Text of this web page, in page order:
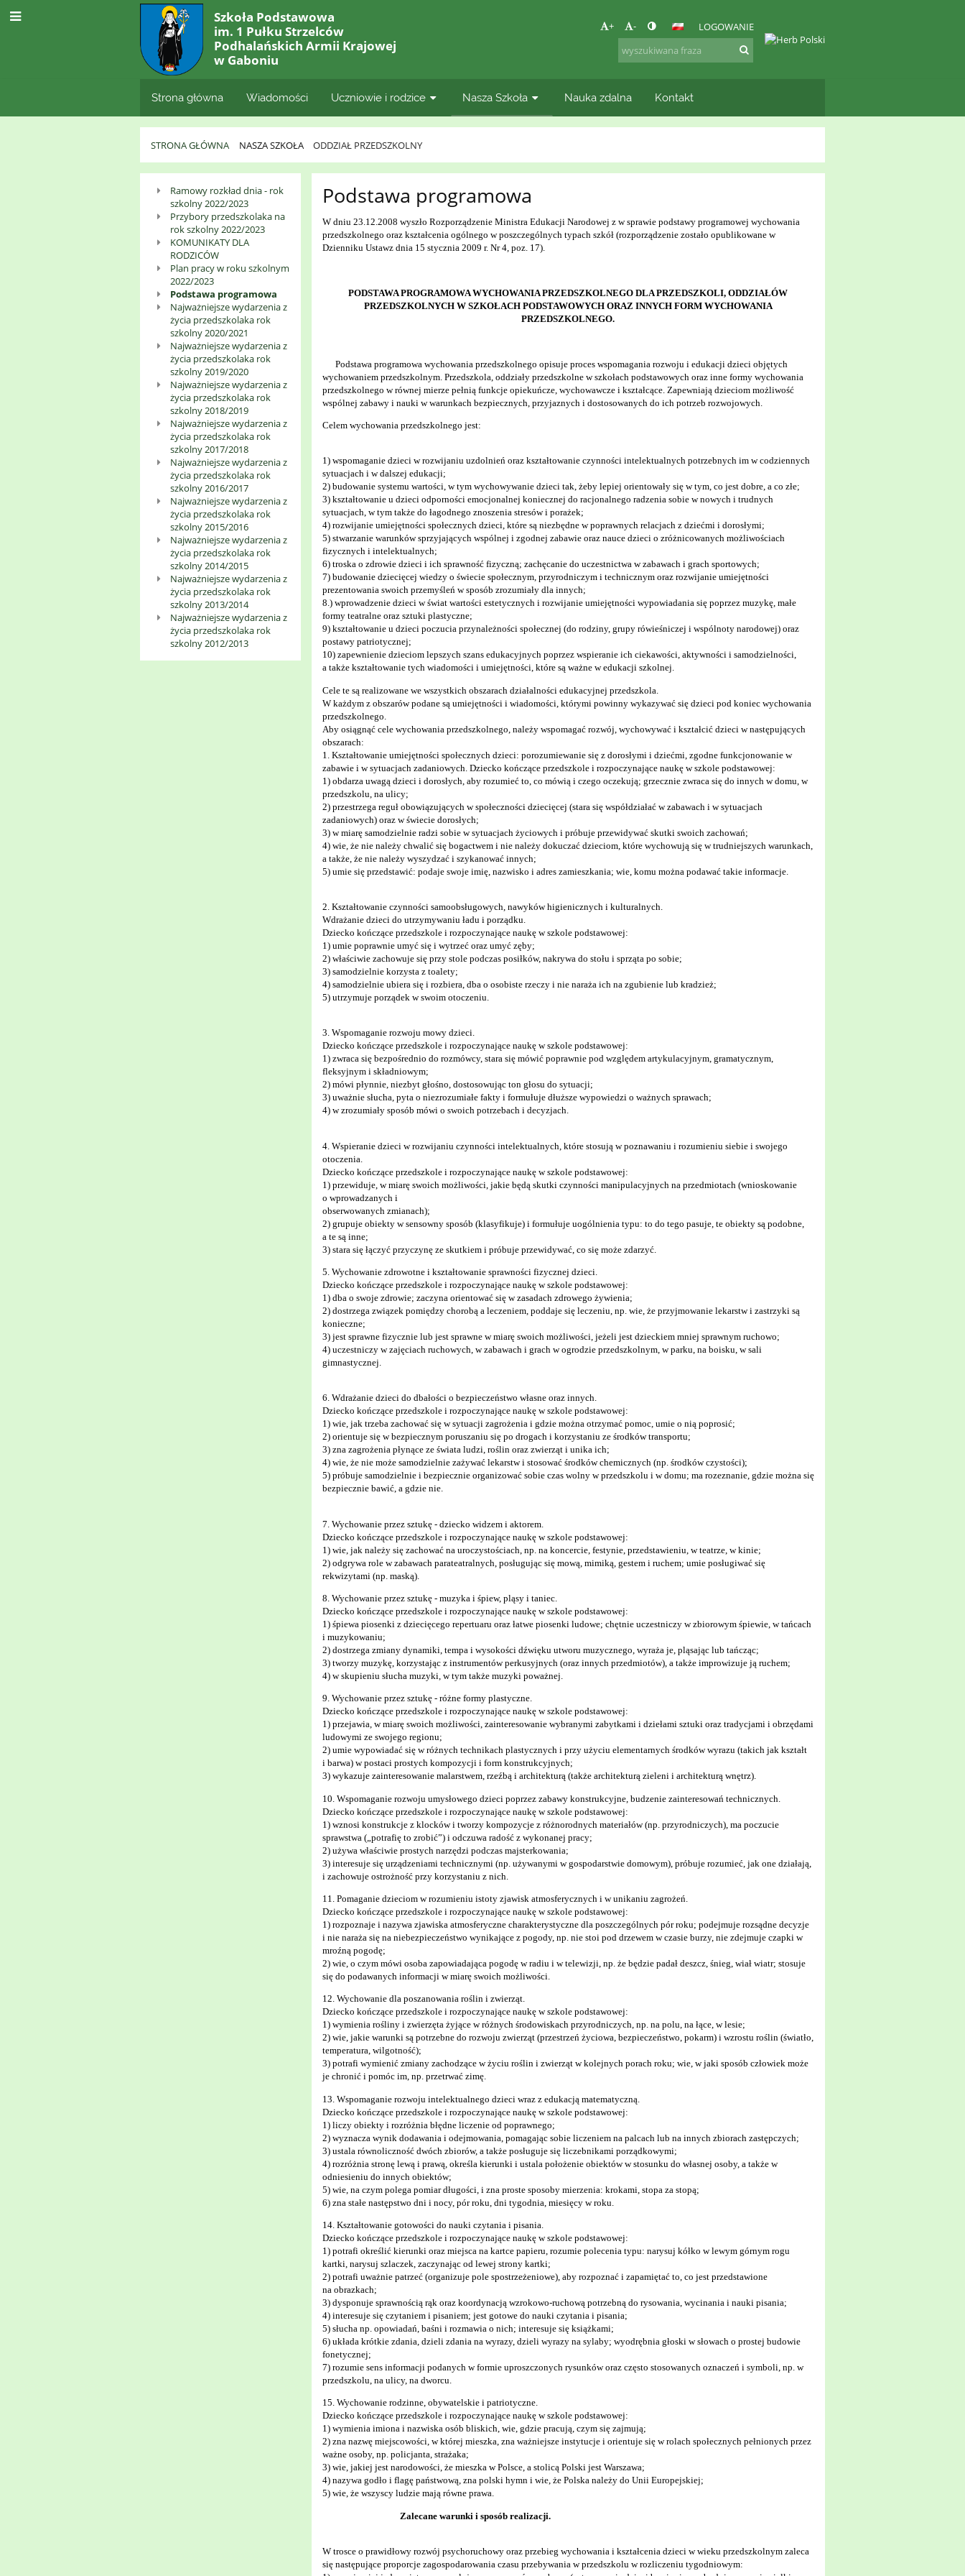
Szkoła Podstawowa
im. 1 Pułku Strzelców
Podhalańskich Armii Krajowej
w Gaboniu
+ - LOGOWANIE
Strona główna Wiadomości Uczniowie i rodzice Nasza Szkoła Nauka zdalna Kontakt
STRONA GŁÓWNA NASZA SZKOŁA ODDZIAŁ PRZEDSZKOLNY
Oddział
Przedszkolny
Ramowy rozkład dnia - rok
szkolny 2022/2023
Przybory przedszkolaka na
rok szkolny 2022/2023
KOMUNIKATY DLA
RODZICÓW
Plan pracy w roku szkolnym
2022/2023
Podstawa programowa
Najważniejsze wydarzenia z
życia przedszkolaka rok
szkolny 2020/2021
Najważniejsze wydarzenia z
życia przedszkolaka rok
szkolny 2019/2020
Najważniejsze wydarzenia z
życia przedszkolaka rok
szkolny 2018/2019
Najważniejsze wydarzenia z
życia przedszkolaka rok
szkolny 2017/2018
Najważniejsze wydarzenia z
życia przedszkolaka rok
szkolny 2016/2017
Najważniejsze wydarzenia z
życia przedszkolaka rok
szkolny 2015/2016
Najważniejsze wydarzenia z
życia przedszkolaka rok
szkolny 2014/2015
Najważniejsze wydarzenia z
życia przedszkolaka rok
szkolny 2013/2014
Najważniejsze wydarzenia z
życia przedszkolaka rok
szkolny 2012/2013
Podstawa programowa
W dniu 23.12.2008 wyszło Rozporządzenie Ministra Edukacji Narodowej z w sprawie podstawy programowej wychowania
przedszkolnego oraz kształcenia ogólnego w poszczególnych typach szkół (rozporządzenie zostało opublikowane w
Dzienniku Ustawz dnia 15 stycznia 2009 r. Nr 4, poz. 17).
PODSTAWA PROGRAMOWA WYCHOWANIA PRZEDSZKOLNEGO DLA PRZEDSZKOLI, ODDZIAŁÓW
PRZEDSZKOLNYCH W SZKOŁACH PODSTAWOWYCH ORAZ INNYCH FORM WYCHOWANIA
PRZEDSZKOLNEGO.
Podstawa programowa wychowania przedszkolnego opisuje proces wspomagania rozwoju i edukacji dzieci objętych
wychowaniem przedszkolnym. Przedszkola, oddziały przedszkolne w szkołach podstawowych oraz inne formy wychowania
przedszkolnego w równej mierze pełnią funkcje opiekuńcze, wychowawcze i kształcące. Zapewniają dzieciom możliwość
wspólnej zabawy i nauki w warunkach bezpiecznych, przyjaznych i dostosowanych do ich potrzeb rozwojowych.
Celem wychowania przedszkolnego jest:
1) wspomaganie dzieci w rozwijaniu uzdolnień oraz kształtowanie czynności intelektualnych potrzebnych im w codziennych
sytuacjach i w dalszej edukacji;
2) budowanie systemu wartości, w tym wychowywanie dzieci tak, żeby lepiej orientowały się w tym, co jest dobre, a co złe;
3) kształtowanie u dzieci odporności emocjonalnej koniecznej do racjonalnego radzenia sobie w nowych i trudnych
sytuacjach, w tym także do łagodnego znoszenia stresów i porażek;
4) rozwijanie umiejętności społecznych dzieci, które są niezbędne w poprawnych relacjach z dziećmi i dorosłymi;
5) stwarzanie warunków sprzyjających wspólnej i zgodnej zabawie oraz nauce dzieci o zróżnicowanych możliwościach
fizycznych i intelektualnych;
6) troska o zdrowie dzieci i ich sprawność fizyczną; zachęcanie do uczestnictwa w zabawach i grach sportowych;
7) budowanie dziecięcej wiedzy o świecie społecznym, przyrodniczym i technicznym oraz rozwijanie umiejętności
prezentowania swoich przemyśleń w sposób zrozumiały dla innych;
8.) wprowadzenie dzieci w świat wartości estetycznych i rozwijanie umiejętności wypowiadania się poprzez muzykę, małe
formy teatralne oraz sztuki plastyczne;
9) kształtowanie u dzieci poczucia przynależności społecznej (do rodziny, grupy rówieśniczej i wspólnoty narodowej) oraz
postawy patriotycznej;
10) zapewnienie dzieciom lepszych szans edukacyjnych poprzez wspieranie ich ciekawości, aktywności i samodzielności,
a także kształtowanie tych wiadomości i umiejętności, które są ważne w edukacji szkolnej.
Cele te są realizowane we wszystkich obszarach działalności edukacyjnej przedszkola.
W każdym z obszarów podane są umiejętności i wiadomości, którymi powinny wykazywać się dzieci pod koniec wychowania
przedszkolnego.
Aby osiągnąć cele wychowania przedszkolnego, należy wspomagać rozwój, wychowywać i kształcić dzieci w następujących
obszarach:
1. Kształtowanie umiejętności społecznych dzieci: porozumiewanie się z dorosłymi i dziećmi, zgodne funkcjonowanie w
zabawie i w sytuacjach zadaniowych. Dziecko kończące przedszkole i rozpoczynające naukę w szkole podstawowej:
1) obdarza uwagą dzieci i dorosłych, aby rozumieć to, co mówią i czego oczekują; grzecznie zwraca się do innych w domu, w
przedszkolu, na ulicy;
2) przestrzega reguł obowiązujących w społeczności dziecięcej (stara się współdziałać w zabawach i w sytuacjach
zadaniowych) oraz w świecie dorosłych;
3) w miarę samodzielnie radzi sobie w sytuacjach życiowych i próbuje przewidywać skutki swoich zachowań;
4) wie, że nie należy chwalić się bogactwem i nie należy dokuczać dzieciom, które wychowują się w trudniejszych warunkach,
a także, że nie należy wyszydzać i szykanować innych;
5) umie się przedstawić: podaje swoje imię, nazwisko i adres zamieszkania; wie, komu można podawać takie informacje.
2. Kształtowanie czynności samoobsługowych, nawyków higienicznych i kulturalnych.
Wdrażanie dzieci do utrzymywaniu ładu i porządku.
Dziecko kończące przedszkole i rozpoczynające naukę w szkole podstawowej:
1) umie poprawnie umyć się i wytrzeć oraz umyć zęby;
2) właściwie zachowuje się przy stole podczas posiłków, nakrywa do stołu i sprząta po sobie;
3) samodzielnie korzysta z toalety;
4) samodzielnie ubiera się i rozbiera, dba o osobiste rzeczy i nie naraża ich na zgubienie lub kradzież;
5) utrzymuje porządek w swoim otoczeniu.
3. Wspomaganie rozwoju mowy dzieci.
Dziecko kończące przedszkole i rozpoczynające naukę w szkole podstawowej:
1) zwraca się bezpośrednio do rozmówcy, stara się mówić poprawnie pod względem artykulacyjnym, gramatycznym,
fleksyjnym i składniowym;
2) mówi płynnie, niezbyt głośno, dostosowując ton głosu do sytuacji;
3) uważnie słucha, pyta o niezrozumiałe fakty i formułuje dłuższe wypowiedzi o ważnych sprawach;
4) w zrozumiały sposób mówi o swoich potrzebach i decyzjach.
4. Wspieranie dzieci w rozwijaniu czynności intelektualnych, które stosują w poznawaniu i rozumieniu siebie i swojego
otoczenia.
Dziecko kończące przedszkole i rozpoczynające naukę w szkole podstawowej:
1) przewiduje, w miarę swoich możliwości, jakie będą skutki czynności manipulacyjnych na przedmiotach (wnioskowanie
o wprowadzanych i
obserwowanych zmianach);
2) grupuje obiekty w sensowny sposób (klasyfikuje) i formułuje uogólnienia typu: to do tego pasuje, te obiekty są podobne,
a te są inne;
3) stara się łączyć przyczynę ze skutkiem i próbuje przewidywać, co się może zdarzyć.
5. Wychowanie zdrowotne i kształtowanie sprawności fizycznej dzieci.
Dziecko kończące przedszkole i rozpoczynające naukę w szkole podstawowej:
1) dba o swoje zdrowie; zaczyna orientować się w zasadach zdrowego żywienia;
2) dostrzega związek pomiędzy chorobą a leczeniem, poddaje się leczeniu, np. wie, że przyjmowanie lekarstw i zastrzyki są
konieczne;
3) jest sprawne fizycznie lub jest sprawne w miarę swoich możliwości, jeżeli jest dzieckiem mniej sprawnym ruchowo;
4) uczestniczy w zajęciach ruchowych, w zabawach i grach w ogrodzie przedszkolnym, w parku, na boisku, w sali
gimnastycznej.
6. Wdrażanie dzieci do dbałości o bezpieczeństwo własne oraz innych.
Dziecko kończące przedszkole i rozpoczynające naukę w szkole podstawowej:
1) wie, jak trzeba zachować się w sytuacji zagrożenia i gdzie można otrzymać pomoc, umie o nią poprosić;
2) orientuje się w bezpiecznym poruszaniu się po drogach i korzystaniu ze środków transportu;
3) zna zagrożenia płynące ze świata ludzi, roślin oraz zwierząt i unika ich;
4) wie, że nie może samodzielnie zażywać lekarstw i stosować środków chemicznych (np. środków czystości);
5) próbuje samodzielnie i bezpiecznie organizować sobie czas wolny w przedszkolu i w domu; ma rozeznanie, gdzie można się
bezpiecznie bawić, a gdzie nie.
7. Wychowanie przez sztukę - dziecko widzem i aktorem.
Dziecko kończące przedszkole i rozpoczynające naukę w szkole podstawowej:
1) wie, jak należy się zachować na uroczystościach, np. na koncercie, festynie, przedstawieniu, w teatrze, w kinie;
2) odgrywa role w zabawach parateatralnych, posługując się mową, mimiką, gestem i ruchem; umie posługiwać się
rekwizytami (np. maską).
8. Wychowanie przez sztukę - muzyka i śpiew, pląsy i taniec.
Dziecko kończące przedszkole i rozpoczynające naukę w szkole podstawowej:
1) śpiewa piosenki z dziecięcego repertuaru oraz łatwe piosenki ludowe; chętnie uczestniczy w zbiorowym śpiewie, w tańcach
i muzykowaniu;
2) dostrzega zmiany dynamiki, tempa i wysokości dźwięku utworu muzycznego, wyraża je, pląsając lub tańcząc;
3) tworzy muzykę, korzystając z instrumentów perkusyjnych (oraz innych przedmiotów), a także improwizuje ją ruchem;
4) w skupieniu słucha muzyki, w tym także muzyki poważnej.
9. Wychowanie przez sztukę - różne formy plastyczne.
Dziecko kończące przedszkole i rozpoczynające naukę w szkole podstawowej:
1) przejawia, w miarę swoich możliwości, zainteresowanie wybranymi zabytkami i dziełami sztuki oraz tradycjami i obrzędami
ludowymi ze swojego regionu;
2) umie wypowiadać się w różnych technikach plastycznych i przy użyciu elementarnych środków wyrazu (takich jak kształt
i barwa) w postaci prostych kompozycji i form konstrukcyjnych;
3) wykazuje zainteresowanie malarstwem, rzeźbą i architekturą (także architekturą zieleni i architekturą wnętrz).
10. Wspomaganie rozwoju umysłowego dzieci poprzez zabawy konstrukcyjne, budzenie zainteresowań technicznych.
Dziecko kończące przedszkole i rozpoczynające naukę w szkole podstawowej:
1) wznosi konstrukcje z klocków i tworzy kompozycje z różnorodnych materiałów (np. przyrodniczych), ma poczucie
sprawstwa („potrafię to zrobić”) i odczuwa radość z wykonanej pracy;
2) używa właściwie prostych narzędzi podczas majsterkowania;
3) interesuje się urządzeniami technicznymi (np. używanymi w gospodarstwie domowym), próbuje rozumieć, jak one działają,
i zachowuje ostrożność przy korzystaniu z nich.
11. Pomaganie dzieciom w rozumieniu istoty zjawisk atmosferycznych i w unikaniu zagrożeń.
Dziecko kończące przedszkole i rozpoczynające naukę w szkole podstawowej:
1) rozpoznaje i nazywa zjawiska atmosferyczne charakterystyczne dla poszczególnych pór roku; podejmuje rozsądne decyzje
i nie naraża się na niebezpieczeństwo wynikające z pogody, np. nie stoi pod drzewem w czasie burzy, nie zdejmuje czapki w
mroźną pogodę;
2) wie, o czym mówi osoba zapowiadająca pogodę w radiu i w telewizji, np. że będzie padał deszcz, śnieg, wiał wiatr; stosuje
się do podawanych informacji w miarę swoich możliwości.
12. Wychowanie dla poszanowania roślin i zwierząt.
Dziecko kończące przedszkole i rozpoczynające naukę w szkole podstawowej:
1) wymienia rośliny i zwierzęta żyjące w różnych środowiskach przyrodniczych, np. na polu, na łące, w lesie;
2) wie, jakie warunki są potrzebne do rozwoju zwierząt (przestrzeń życiowa, bezpieczeństwo, pokarm) i wzrostu roślin (światło,
temperatura, wilgotność);
3) potrafi wymienić zmiany zachodzące w życiu roślin i zwierząt w kolejnych porach roku; wie, w jaki sposób człowiek może
je chronić i pomóc im, np. przetrwać zimę.
13. Wspomaganie rozwoju intelektualnego dzieci wraz z edukacją matematyczną.
Dziecko kończące przedszkole i rozpoczynające naukę w szkole podstawowej:
1) liczy obiekty i rozróżnia błędne liczenie od poprawnego;
2) wyznacza wynik dodawania i odejmowania, pomagając sobie liczeniem na palcach lub na innych zbiorach zastępczych;
3) ustala równoliczność dwóch zbiorów, a także posługuje się liczebnikami porządkowymi;
4) rozróżnia stronę lewą i prawą, określa kierunki i ustala położenie obiektów w stosunku do własnej osoby, a także w
odniesieniu do innych obiektów;
5) wie, na czym polega pomiar długości, i zna proste sposoby mierzenia: krokami, stopa za stopą;
6) zna stałe następstwo dni i nocy, pór roku, dni tygodnia, miesięcy w roku.
14. Kształtowanie gotowości do nauki czytania i pisania.
Dziecko kończące przedszkole i rozpoczynające naukę w szkole podstawowej:
1) potrafi określić kierunki oraz miejsca na kartce papieru, rozumie polecenia typu: narysuj kółko w lewym górnym rogu
kartki, narysuj szlaczek, zaczynając od lewej strony kartki;
2) potrafi uważnie patrzeć (organizuje pole spostrzeżeniowe), aby rozpoznać i zapamiętać to, co jest przedstawione
na obrazkach;
3) dysponuje sprawnością rąk oraz koordynacją wzrokowo-ruchową potrzebną do rysowania, wycinania i nauki pisania;
4) interesuje się czytaniem i pisaniem; jest gotowe do nauki czytania i pisania;
5) słucha np. opowiadań, baśni i rozmawia o nich; interesuje się książkami;
6) układa krótkie zdania, dzieli zdania na wyrazy, dzieli wyrazy na sylaby; wyodrębnia głoski w słowach o prostej budowie
fonetycznej;
7) rozumie sens informacji podanych w formie uproszczonych rysunków oraz często stosowanych oznaczeń i symboli, np. w
przedszkolu, na ulicy, na dworcu.
15. Wychowanie rodzinne, obywatelskie i patriotyczne.
Dziecko kończące przedszkole i rozpoczynające naukę w szkole podstawowej:
1) wymienia imiona i nazwiska osób bliskich, wie, gdzie pracują, czym się zajmują;
2) zna nazwę miejscowości, w której mieszka, zna ważniejsze instytucje i orientuje się w rolach społecznych pełnionych przez
ważne osoby, np. policjanta, strażaka;
3) wie, jakiej jest narodowości, że mieszka w Polsce, a stolicą Polski jest Warszawa;
4) nazywa godło i flagę państwową, zna polski hymn i wie, że Polska należy do Unii Europejskiej;
5) wie, że wszyscy ludzie mają równe prawa.
Zalecane warunki i sposób realizacji.
W trosce o prawidłowy rozwój psychoruchowy oraz przebieg wychowania i kształcenia dzieci w wieku przedszkolnym zaleca
się następujące proporcje zagospodarowania czasu przebywania w przedszkolu w rozliczeniu tygodniowym: